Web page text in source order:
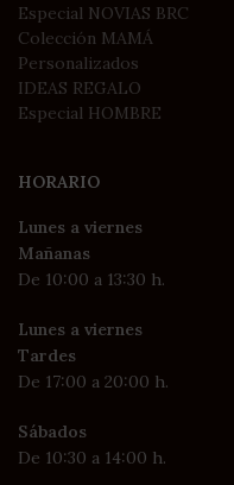
Especial NOVIAS BRC
Colección MAMÁ
Personalizados
IDEAS REGALO
Especial HOMBRE
HORARIO
Lunes a viernes
Mañanas
De 10:00 a 13:30 h.
Lunes a viernes
Tardes
De 17:00 a 20:00 h.
Sábados
De 10:30 a 14:00 h.